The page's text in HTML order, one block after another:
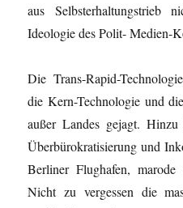
aus
Ideologie des Polit- Medien-
Die Trans-Rapid-
die Kern-Technologie und
außer Landes gejagt.
Überbürokratisierung und
Berliner Flughafen,
Nicht zu vergessen die